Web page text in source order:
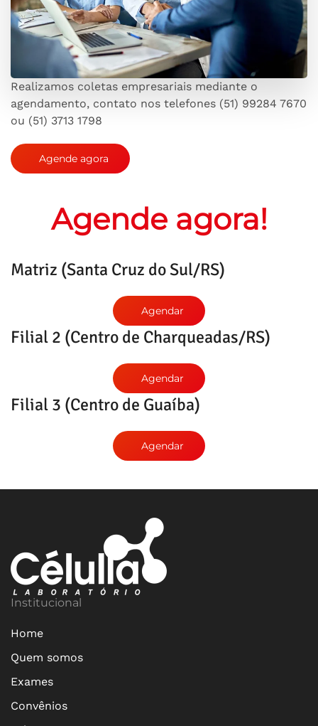
Realizamos coletas empresariais mediante o
agendamento, contato nos telefones (51) 99284 7670
ou (51) 3713 1798
Agende agora
Agende agora!
Matriz (Santa Cruz do Sul/RS)
Agendar
Filial 2 (Centro de Charqueadas/RS)
Agendar
Filial 3 (Centro de Guaíba)
Agendar
Institucional
Home
Quem somos
Exames
Convênios